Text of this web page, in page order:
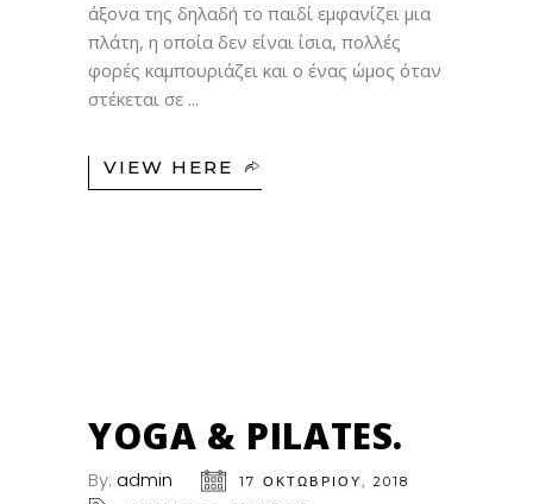
άξονα της δηλαδή το παιδί εμφανίζει μια
πλάτη, η οποία δεν είναι ίσια, πολλές
φορές καμπουριάζει και ο ένας ώμος όταν
στέκεται σε
VIEW HERE
YOGA & PILATES.
By: admin
17 ΟΚΤΩΒΡΊΟΥ, 2018